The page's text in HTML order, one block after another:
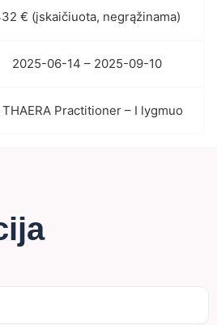
€ (įskaičiuota, negrąžinama)
2025-06-14 – 2025-09-10
THAERA Practitioner – I lygmuo